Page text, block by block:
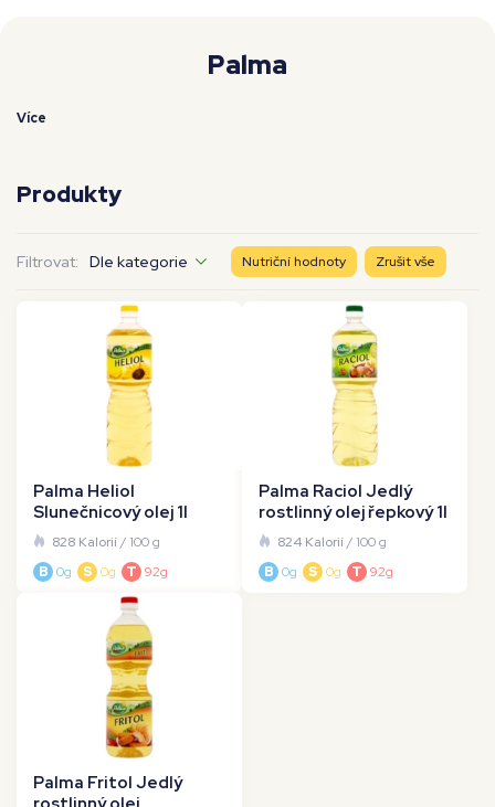
Palma
Více
Produkty
Filtrovat: Dle kategorie Nutriční hodnoty Zrušit vše
Palma Heliol
Slunečnicový olej 1l
828 Kalorií/ 100 g
B 0g S 0g T 92g
Palma Raciol Jedlý
rostlinný olej řepkový 1l
824 Kalorií/ 100 g
B 0g S 0g T 92g
Palma Fritol Jedlý